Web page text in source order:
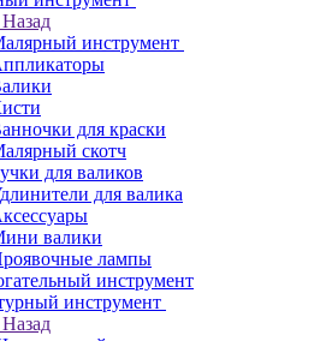
Назад
инструмент
для краски
скотч
для валиков
для валика
валики
лампы
инструмент
инструмент
Назад